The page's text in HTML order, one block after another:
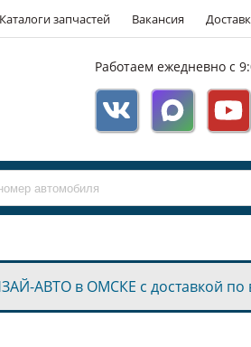
Каталоги запчастей Вакансия
Работаем ежедневно с
АВТО в ОМСКЕ с доставкой по